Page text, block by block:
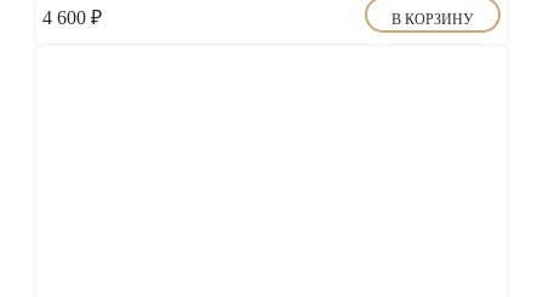
4 600 ₽ В КОРЗИНУ